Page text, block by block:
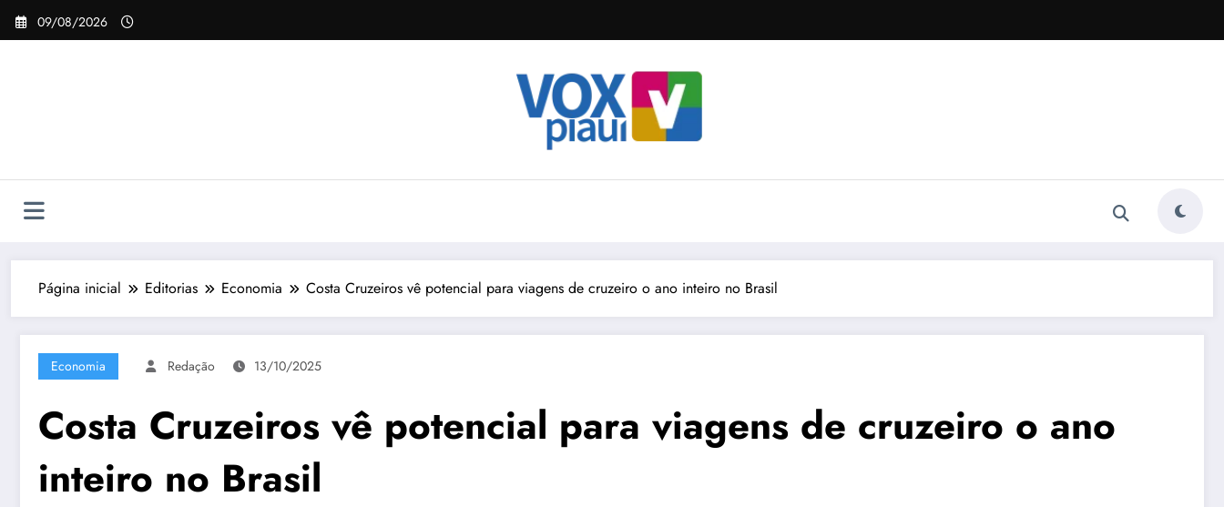
Pular
para
09/08/2026
Página inicial Editorias Economia Costa Cruzeiros vê potencial para viagens de cruzeiro o ano inteiro no Brasil
Economia Redação 13/10/2025
Costa Cruzeiros vê potencial para viagens de cruzeiro o ano
inteiro no Brasil